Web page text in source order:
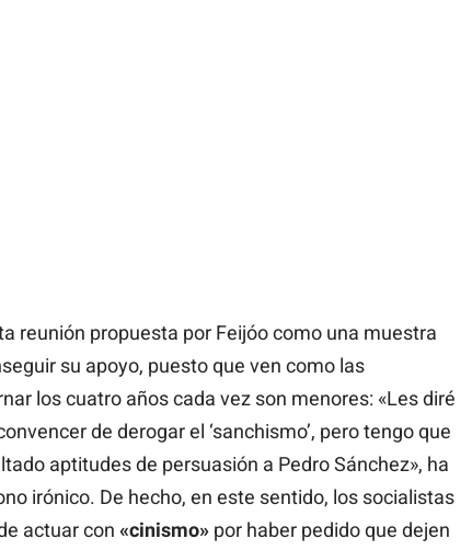
reunión propuesta por Feijóo como una muestra
su apoyo, puesto que ven como las
los cuatro años cada vez son menores: «Les diré
de derogar el ‘sanchismo’, pero tengo que
aptitudes de persuasión a Pedro Sánchez», ha
irónico. De hecho, en este sentido, los socialistas
actuar con «cinismo»por haber pedido que dejen